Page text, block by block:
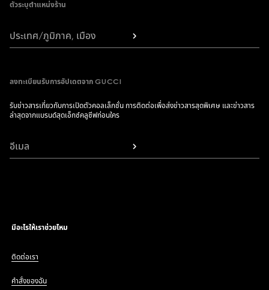
ตัวระบุตำแหน่งร้าน
ประเทศ/ภูมิภาค, เมือง
ลงทะเบียนรับการอัปเดตจาก GUCCI
รับข่าวสารเกี่ยวกับการเปิดตัวคอลเล็กชั่น การติดต่อเพื่อส่งข่าวสารสุดพิเศษ และข่าวสาร
ล่าสุดจากแบรนด์สุดเอ็กซ์คลูซีฟก่อนใคร
อีเมล
มีอะไรให้เราช่วยไหม
ติดต่อเรา
คำสั่งของฉัน